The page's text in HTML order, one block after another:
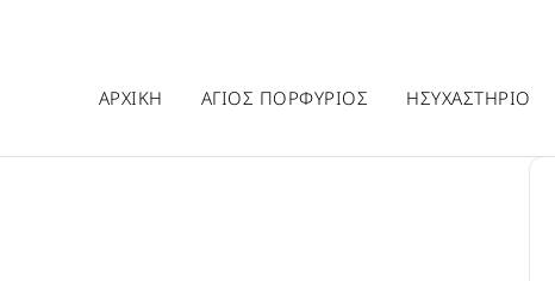
ΑΡΧΙΚΗ ΑΓΙΟΣ ΠΟΡΦΥΡΙΟΣ ΗΣΥΧΑΣΤΗΡΙΟ